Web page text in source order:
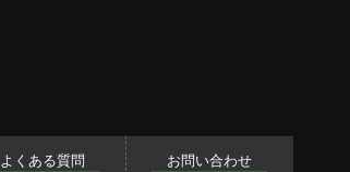
よくある質問 お問い合わせ